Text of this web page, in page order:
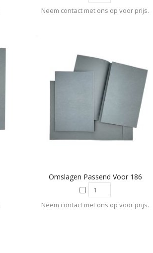
Neem contact met ons op voor prijs.
Omslagen Passend Voor 186
Neem contact met ons op voor prijs.